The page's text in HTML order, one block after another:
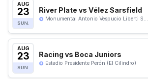
AUG
23
SUN.
River Plate vs Vélez Sarsfield
Monumental Antonio Vespucio Liberti S...
AUG
23
SUN.
Racing vs Boca Juniors
Estadio Presidente Perón (El Cilindro)